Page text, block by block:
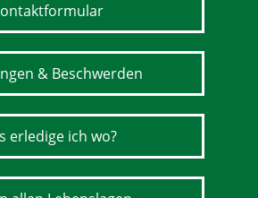
& Beschwerden
erledige ich wo?